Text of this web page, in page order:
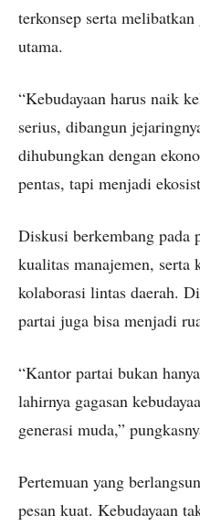
terkonsep serta
utama.
“Kebudayaan harus naik
serius, dibangun
dihubungkan dengan
pentas, tapi menjadi
Diskusi berkembang pada
kualitas manajemen, serta
kolaborasi lintas daerah.
partai juga bisa menjadi
“Kantor partai bukan
lahirnya gagasan
generasi muda,”
Pertemuan yang
pesan kuat. Kebudayaan